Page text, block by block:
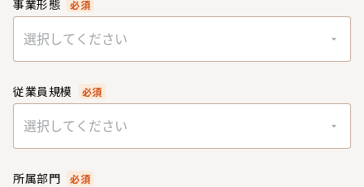
事業形態 必須
選択してください
従業員規模 必須
選択してください
所属部門 必須